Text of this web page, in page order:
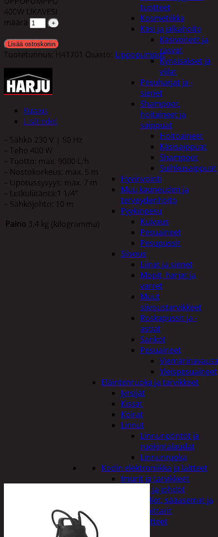
tuotteet
Kosmetiikka
Käsi ja jalkahoito
Käsivoiteet ja
rasvat
Kynsisakset ja
viilat
Pesuharjat ja -
sienet
Shampoot,
hoitaineet ja
saippuat
Hoitoaineet
Käsisaippuat
Shampoot
Suihkusaippuat
Hyvinvointi
Muu kauneuden ja
terveydenhoito
Pyykinpesu
Kuivaus
Pesuaineet
Pesupussit
Siivous
Liinat ja sienet
Mopit, harjat ja
varret
Muut
siivoustarvikkeet
Roskapussit ja -
astiat
Sankot
Pesuaineet
Yleispesuaineet
Eläintenruoka ja tarvikkeet
Jyrsijät
Kissat
Koirat
Linnut
Linnunpöntöt ja
ruokintalaudat
Linnunruoka
Kodin elektroniikka ja laitteet
Imurit ja tarvikkeet
Kaapelit ja johdot
Kelloradiot, sääasemat ja
lämpömittarit
Oheislaitteet
400W LIKAVESI
määrä
Lisää ostoskoriin
Tuotetunnus: H41701 Osasto: Uppopumput
Kuvaus
Lisätiedot
– Sähkö 230 V | 50 Hz
– Teho 400 W
– Tuotto: max. 9000 L/h
– Nostokorkeus: max. 5 m
– Upotussyvyys: max. 7 m
– Letkuliitäntä:1 1/4″
– Sähköjohto: 10 m
Paino 3,4 kg (kilogramma)